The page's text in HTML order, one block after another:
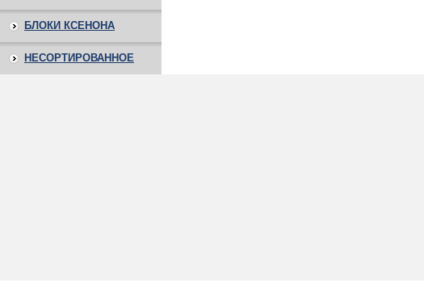
БЛОКИ КСЕНОНА
НЕСОРТИРОВАННОЕ